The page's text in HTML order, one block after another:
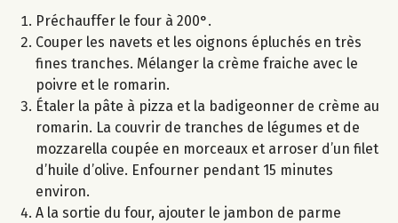
Préchauffer le four à 200°.
Couper les navets et les oignons épluchés en très
fines tranches. Mélanger la crème fraiche avec le
poivre et le romarin.
Étaler la pâte à pizza et la badigeonner de crème au
romarin. La couvrir de tranches de légumes et de
mozzarella coupée en morceaux et arroser d’un filet
d’huile d’olive. Enfourner pendant 15 minutes
environ.
A la sortie du four, ajouter le jambon de parme